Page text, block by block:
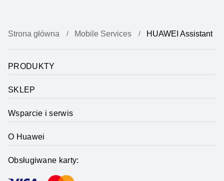
Strona główna Mobile Services HUAWEI Assistant
PRODUKTY
SKLEP
Wsparcie i serwis
O Huawei
Obsługiwane karty: